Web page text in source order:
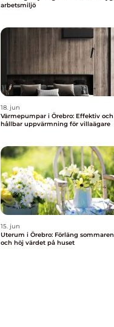
arbetsmiljö
18. jun
Värmepumpar i Örebro: Effektiv och
hållbar uppvärmning för villaägare
15. jun
Uterum i Örebro: Förläng sommaren
och höj värdet på huset